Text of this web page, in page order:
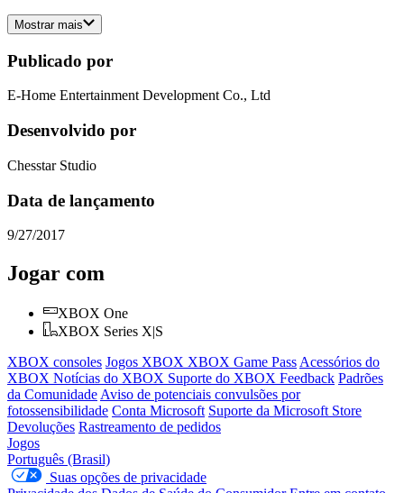
Mostrar mais
Publicado por
E-Home Entertainment Development Co., Ltd
Desenvolvido por
Chesstar Studio
Data de lançamento
9/27/2017
Jogar com
XBOX One
XBOX Series X|S
XBOX consoles Jogos XBOX XBOX Game Pass Acessórios do
XBOX Notícias do XBOX Suporte do XBOX Feedback Padrões
da Comunidade Aviso de potenciais convulsões por
fotossensibilidade Conta Microsoft Suporte da Microsoft Store
Devoluções Rastreamento de pedidos
Jogos
Português (Brasil)
Suas opções de privacidade